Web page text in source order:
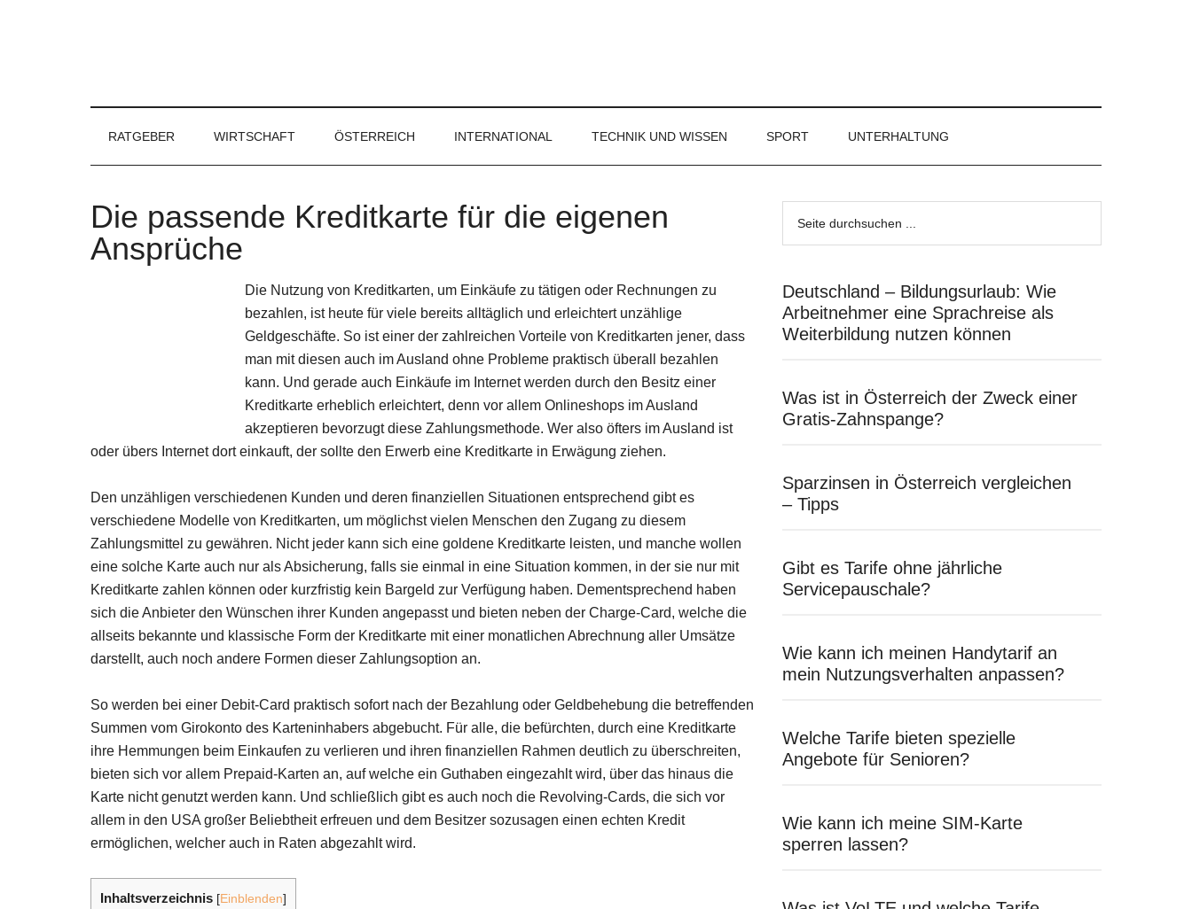
RATGEBER WIRTSCHAFT ÖSTERREICH INTERNATIONAL TECHNIK UND WISSEN SPORT UNTERHALTUNG
Die passende Kreditkarte für die eigenen
Ansprüche
Die Nutzung von Kreditkarten, um Einkäufe zu tätigen oder Rechnungen zu
bezahlen, ist heute für viele bereits alltäglich und erleichtert unzählige
Geldgeschäfte. So ist einer der zahlreichen Vorteile von Kreditkarten jener, dass
man mit diesen auch im Ausland ohne Probleme praktisch überall bezahlen
kann. Und gerade auch Einkäufe im Internet werden durch den Besitz einer
Kreditkarte erheblich erleichtert, denn vor allem Onlineshops im Ausland
akzeptieren bevorzugt diese Zahlungsmethode. Wer also öfters im Ausland ist
oder übers Internet dort einkauft, der sollte den Erwerb eine Kreditkarte in Erwägung ziehen.
Den unzähligen verschiedenen Kunden und deren finanziellen Situationen entsprechend gibt es
verschiedene Modelle von Kreditkarten, um möglichst vielen Menschen den Zugang zu diesem
Zahlungsmittel zu gewähren. Nicht jeder kann sich eine goldene Kreditkarte leisten, und manche wollen
eine solche Karte auch nur als Absicherung, falls sie einmal in eine Situation kommen, in der sie nur mit
Kreditkarte zahlen können oder kurzfristig kein Bargeld zur Verfügung haben. Dementsprechend haben
sich die Anbieter den Wünschen ihrer Kunden angepasst und bieten neben der Charge-Card, welche die
allseits bekannte und klassische Form der Kreditkarte mit einer monatlichen Abrechnung aller Umsätze
darstellt, auch noch andere Formen dieser Zahlungsoption an.
So werden bei einer Debit-Card praktisch sofort nach der Bezahlung oder Geldbehebung die betreffenden
Summen vom Girokonto des Karteninhabers abgebucht. Für alle, die befürchten, durch eine Kreditkarte
ihre Hemmungen beim Einkaufen zu verlieren und ihren finanziellen Rahmen deutlich zu überschreiten,
bieten sich vor allem Prepaid-Karten an, auf welche ein Guthaben eingezahlt wird, über das hinaus die
Karte nicht genutzt werden kann. Und schließlich gibt es auch noch die Revolving-Cards, die sich vor
allem in den USA großer Beliebtheit erfreuen und dem Besitzer sozusagen einen echten Kredit
ermöglichen, welcher auch in Raten abgezahlt wird.
Inhaltsverzeichnis [Einblenden]
Deutschland – Bildungsurlaub: Wie
Arbeitnehmer eine Sprachreise als
Weiterbildung nutzen können
Was ist in Österreich der Zweck einer
Gratis-Zahnspange?
Sparzinsen in Österreich vergleichen
– Tipps
Gibt es Tarife ohne jährliche
Servicepauschale?
Wie kann ich meinen Handytarif an
mein Nutzungsverhalten anpassen?
Welche Tarife bieten spezielle
Angebote für Senioren?
Wie kann ich meine SIM-Karte
sperren lassen?